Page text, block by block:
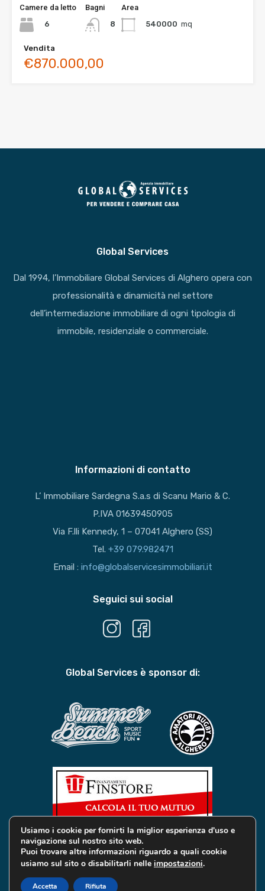
Camere da letto
6
Bagni
8
Area
540000 mq
Vendita
€870.000,00
Global Services
Dal 1994, l’Immobiliare Global Services di Alghero opera con
professionalità e dinamicità nel settore
dell’intermediazione immobiliare di ogni tipologia di
immobile, residenziale o commerciale.
Informazioni di contatto
L’ Immobiliare Sardegna S.a.s di Scanu Mario & C.
P.IVA 01639450905
Via F.lli Kennedy, 1 – 07041 Alghero (SS)
Tel. +39 079.982471
Email : info@globalservicesimmobiliari.it
Seguici sui social
Global Services è sponsor di:
© 2019 Global Services Immobiliari | All rights reserved |
Privacy e Cookie
Usiamo i cookie per fornirti la miglior esperienza d'uso e
navigazione sul nostro sito web.
Puoi trovare altre informazioni riguardo a quali cookie
usiamo sul sito o disabilitarli nelle impostazioni.
Accetta Rifiuta